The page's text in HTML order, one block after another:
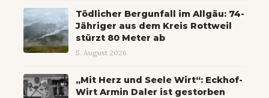
Tödlicher Bergunfall im Allgäu: 74-
Jähriger aus dem Kreis Rottweil
stürzt 80 Meter ab
5. August 2026
„Mit Herz und Seele Wirt“: Eckhof-
Wirt Armin Daler ist gestorben